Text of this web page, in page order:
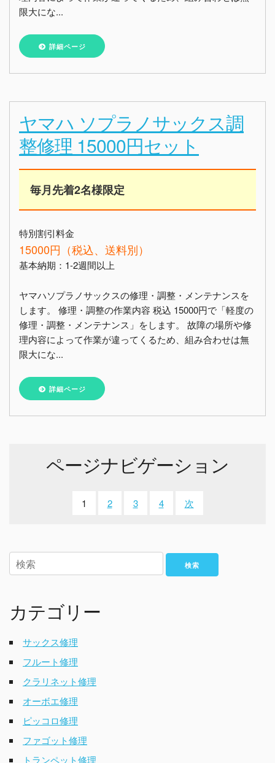
限大にな...
詳細ページ
ヤマハ ソプラノサックス調
整修理 15000円セット
毎月先着2名様限定
特別割引料金
15000円（税込、送料別）
基本納期：1-2週間以上
ヤマハソプラノサックスの修理・調整・メンテナンスを
します。 修理・調整の作業内容 税込 15000円で「軽度の
修理・調整・メンテナンス」をします。 故障の場所や修
理内容によって作業が違ってくるため、組み合わせは無
限大にな...
詳細ページ
ページナビゲーション
1 2 3 4 次
検索
カテゴリー
サックス修理
フルート修理
クラリネット修理
オーボエ修理
ピッコロ修理
ファゴット修理
トランペット修理